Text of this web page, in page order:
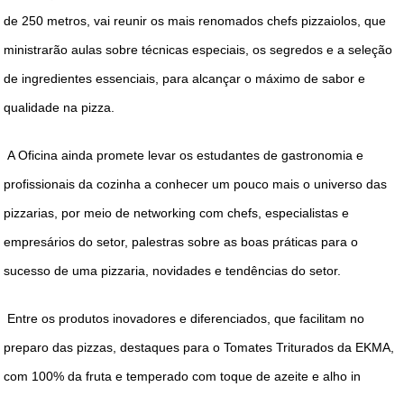
de 250 metros, vai reunir os mais renomados chefs pizzaiolos, que
ministrarão aulas sobre técnicas especiais, os segredos e a seleção
de ingredientes essenciais, para alcançar o máximo de sabor e
qualidade na pizza.
A Oficina ainda promete levar os estudantes de gastronomia e
profissionais da cozinha a conhecer um pouco mais o universo das
pizzarias, por meio de networking com chefs, especialistas e
empresários do setor, palestras sobre as boas práticas para o
sucesso de uma pizzaria, novidades e tendências do setor.
Entre os produtos inovadores e diferenciados, que facilitam no
preparo das pizzas, destaques para o Tomates Triturados da EKMA,
com 100% da fruta e temperado com toque de azeite e alho in